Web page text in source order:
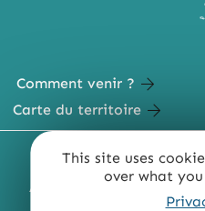
This site uses
over what
Comment venir ?
Carte du territoire
MENTIONS
ACCESSIBILITÉ : NON